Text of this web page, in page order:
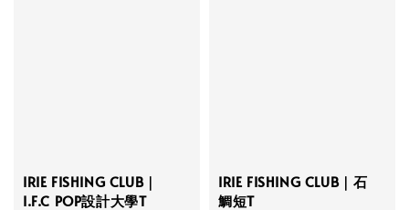
IRIE FISHING CLUB｜
I.F.C POP設計大學T
IRIE FISHING CLUB｜石
鯛短T